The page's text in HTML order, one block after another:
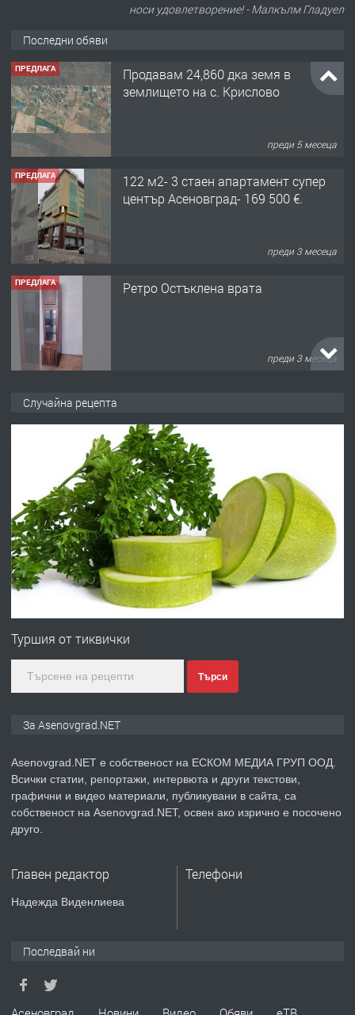
носи удовлетворение! - Малкълм Гладуел
Последни обяви
ПРЕДЛАГА
Продавам 24,860 дка земя в
землището на с. Крислово
преди 5 месеца
ПРЕДЛАГА
122 м2- 3 стаен апартамент супер
център Асеновград- 169 500 €.
преди 3 месеца
ПРЕДЛАГА Ретро Остъклена врата
преди 3 месеца
ПРЕДЛАГА
Професионална броячна машина -
със сертификат от ЕЦБ
преди 1 година
Професионална зеленчукорезачка
преди 2 години
ПРЕДЛАГА
Давам индивидуалани уроци по
ремонт на покриви
Случайна рецепта
Туршия от тиквички
Търси
За Asenovgrad.NET
Asenovgrad.NET е собственост на ЕСКОМ МЕДИА ГРУП ООД.
Всички статии, репортажи, интервюта и други текстови,
графични и видео материали, публикувани в сайта, са
собственост на Asenovgrad.NET, освен ако изрично е посочено
друго.
Главен редактор
Надежда Виденлиева
Телефони
Последвай ни